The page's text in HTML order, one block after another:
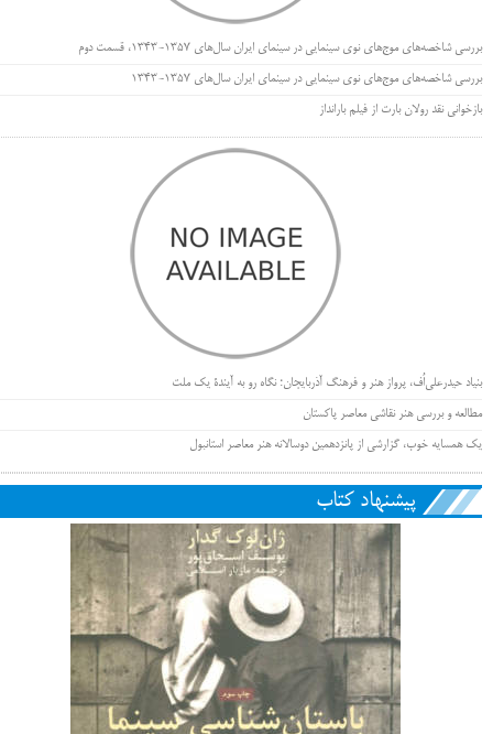
بررسی شاخصه‌های موج‌های نوی سینمایی در سینمای ایران سال‌های 1357-1343، قسمت دوم
بررسی شاخصه‌های موج‌های نوی سینمایی در سینمای ایران سال‌های 1357-1343
بازخوانی نقد رولان بارت از فیلم بارانداز
بنیاد حیدرعلی‌اُف، پرواز هنر و فرهنگ آذربایجان؛ نگاه رو به آیندۀ یک ملت
مطالعه و بررسی هنر نقاشی معاصر پاکستان
یک همسایه خوب، گزارشی از پانزدهمین دوسالانه هنر معاصر استانبول
پیشنهاد کتاب